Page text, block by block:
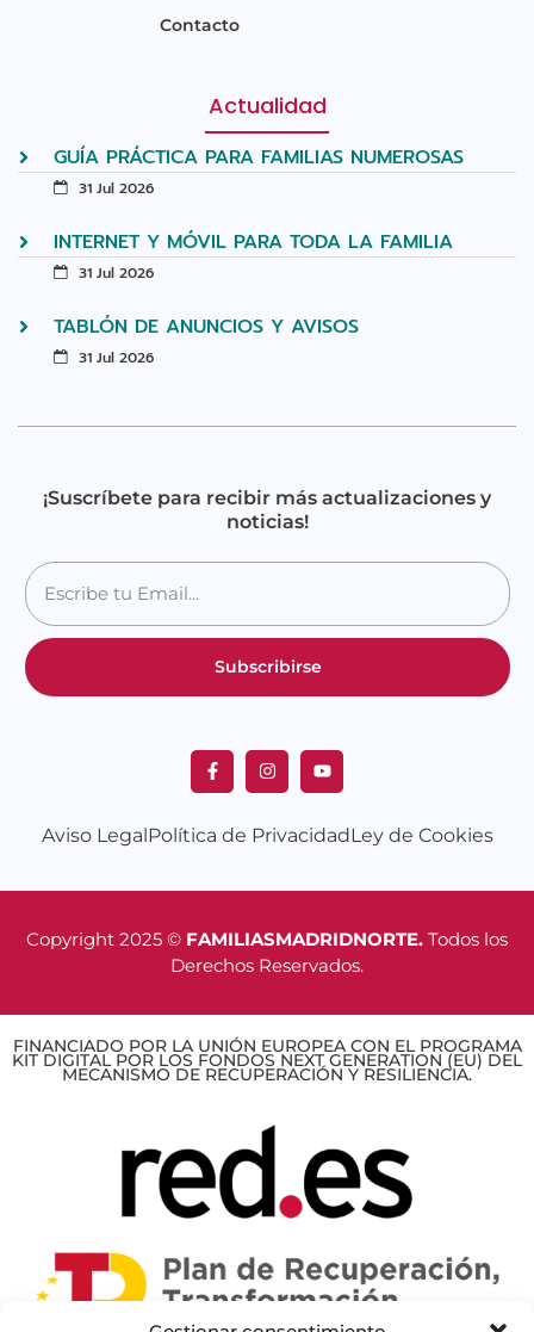
Contacto
Actualidad
GUÍA PRÁCTICA PARA FAMILIAS NUMEROSAS
31 Jul 2026
INTERNET Y MÓVIL PARA TODA LA FAMILIA
31 Jul 2026
TABLÓN DE ANUNCIOS Y AVISOS
31 Jul 2026
¡Suscríbete para recibir más actualizaciones y
noticias!
Subscribirse
Aviso LegalPolítica de PrivacidadLey de Cookies
Copyright 2025 © FAMILIASMADRIDNORTE. Todos los
Derechos Reservados.
FINANCIADO POR LA UNIÓN EUROPEA CON EL PROGRAMA
KIT DIGITAL POR LOS FONDOS NEXT GENERATION (EU) DEL
MECANISMO DE RECUPERACIÓN Y RESILIENCIA.